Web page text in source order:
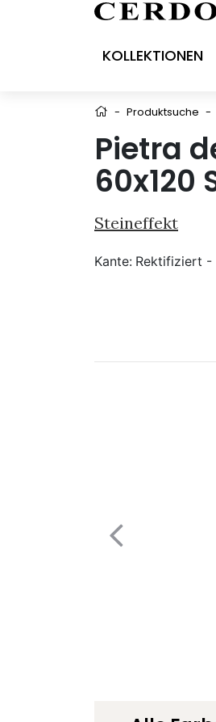
KOLLEKTIONEN
- Produktsuche -
Pietra
60x120
Steineffekt
Kante: Rektifiziert -